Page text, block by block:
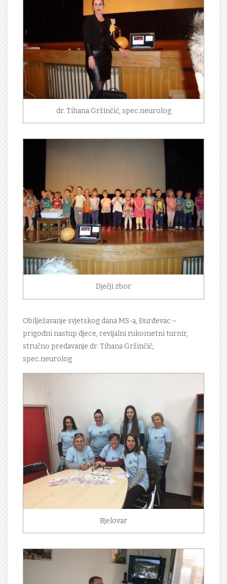
dr. Tihana Gržinčić, spec.neurolog
Dječji zbor
Obilježavanje svjetskog dana MS-a, Đurđevac –
prigodni nastup djece, revijalni rukometni turnir,
stručno predavanje dr. Tihana Gržinčić,
spec.neurolog
Bjelovar